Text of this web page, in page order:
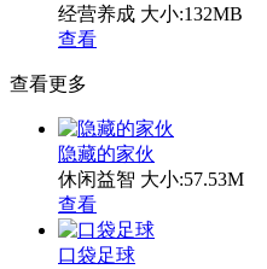
经营养成 大小:132MB
查看
查看更多
隐藏的家伙
休闲益智 大小:57.53M
查看
口袋足球